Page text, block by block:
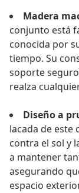
Madera
conjunto está
conocida por
tiempo. Su
soporte
realza
Diseño a
lacada de
contra el sol y
a mantener
asegurando
espacio